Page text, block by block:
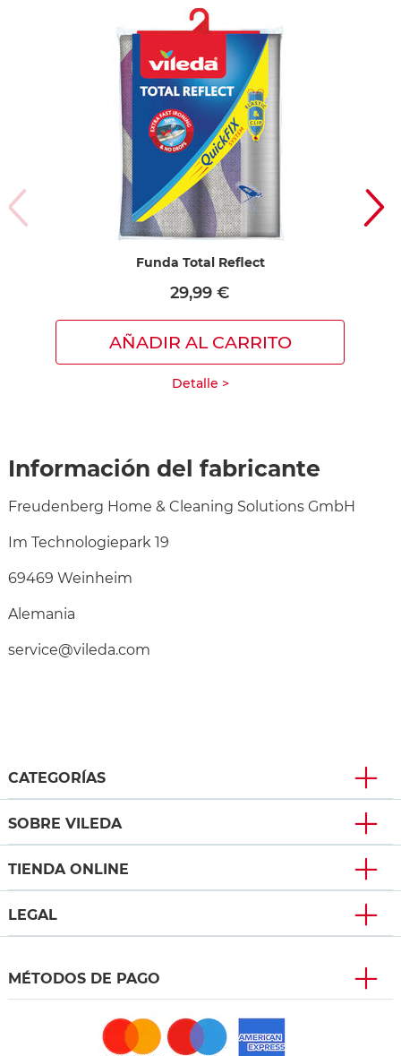
Funda Total Reflect
29,99 €
AÑADIR AL CARRITO
Detalle >
Información del fabricante
Freudenberg Home & Cleaning Solutions GmbH
Im Technologiepark 19
69469 Weinheim
Alemania
service@vileda.com
CATEGORÍAS
SOBRE VILEDA
TIENDA ONLINE
LEGAL
MÉTODOS DE PAGO